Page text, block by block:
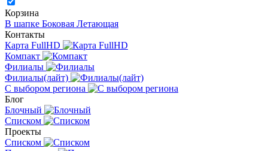
Корзина
В шапке Боковая Летающая
Контакты
Карта FullHD
Компакт
Филиалы
Филиалы(лайт)
С выбором региона
Блог
Блочный
Списком
Проекты
Списком